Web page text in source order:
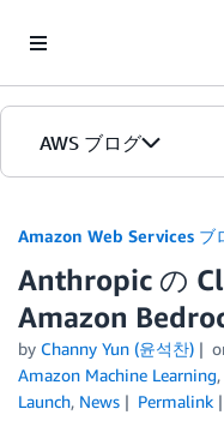
AWS ブログ
カテゴリ
エディション
Amazon Web Services ブ
Anthropic の
Amazon
by Channy Yun (윤석찬)
Amazon Machine Learning,
Launch, News Permalink